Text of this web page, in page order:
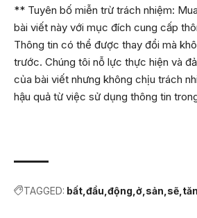
** Tuyên bố miễn trừ trách nhiệm:
bài viết này với mục đích cung cấp
Thông tin có thể được thay đổi mà
trước. Chúng tôi nỗ lực thực hiện và
của bài viết nhưng không chịu trách
hậu quả từ việc sử dụng thông tin
TAGGED: bất đầu động ở sản sẽ